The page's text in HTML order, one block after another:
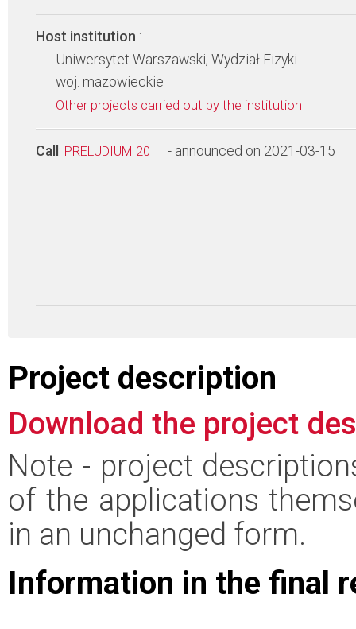
Host institution :
Uniwersytet Warszawski, Wydział Fizyki
woj. mazowieckie
Other projects carried out by the institution
Call : PRELUDIUM 20 - announced on 2021-03-15
Project description
Download the project
Note - project
of the applications
in an unchanged form.
Information in the final